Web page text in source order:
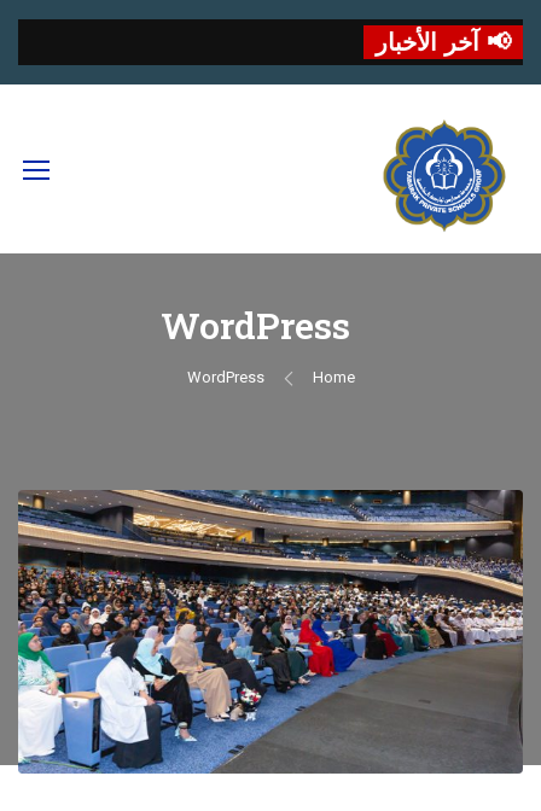
📢 آخر الأخبار
WordPress
Home
WordPress